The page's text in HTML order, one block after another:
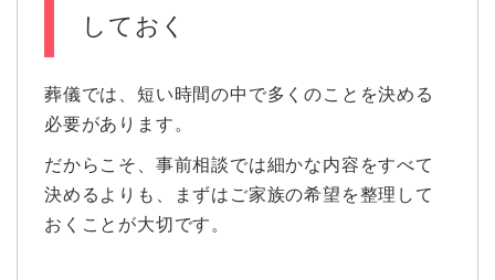
しておく
葬儀では、短い時間の中で多くのことを決める
必要があります。
だからこそ、事前相談では細かな内容をすべて
決めるよりも、まずはご家族の希望を整理して
おくことが大切です。